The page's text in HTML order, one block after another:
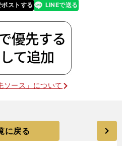
ストする
line LINEで送る
ソース」について
に戻る